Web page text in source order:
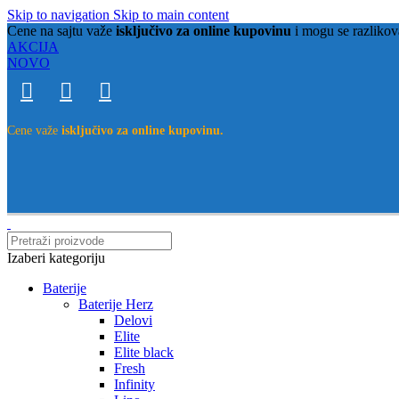
Skip to navigation Skip to main content
Cene na sajtu važe isključivo za online kupovinu i mogu se
AKCIJA
NOVO
Cene važe isključivo za online kupovinu.
Izaberi kategoriju
Baterije
Baterije Herz
Delovi
Elite
Elite black
Fresh
Infinity